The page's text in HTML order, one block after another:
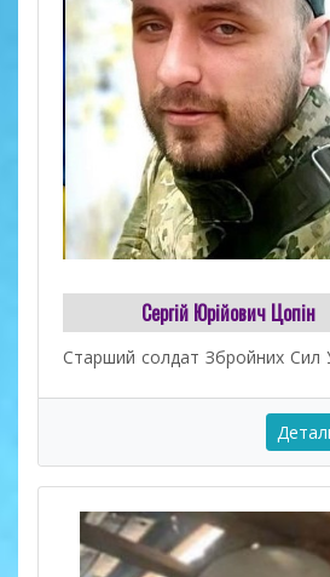
Сергій Юрійович Цопін
Старший солдат Збройних Сил